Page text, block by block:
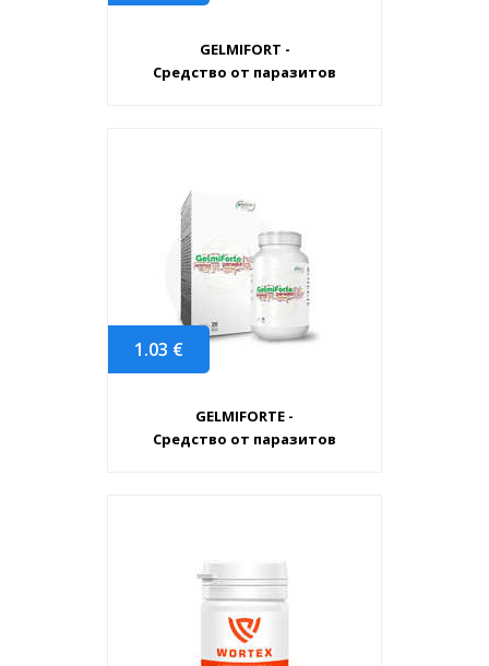
GELMIFORT -
Средство от паразитов
1.03 €
GELMIFORTE -
Средство от паразитов